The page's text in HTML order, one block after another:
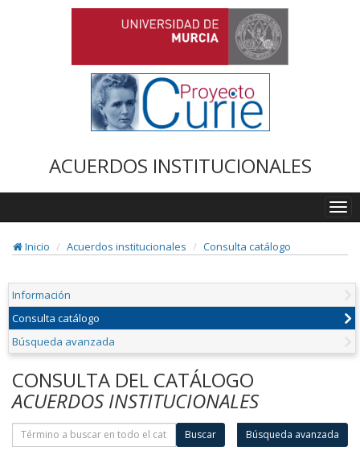
ACUERDOS INSTITUCIONALES
Inicio
Acuerdos institucionales Consulta catálogo
Información
Consulta catálogo
Búsqueda avanzada
CONSULTA DEL CATÁLOGO
ACUERDOS INSTITUCIONALES
Buscar Búsqueda avanzada